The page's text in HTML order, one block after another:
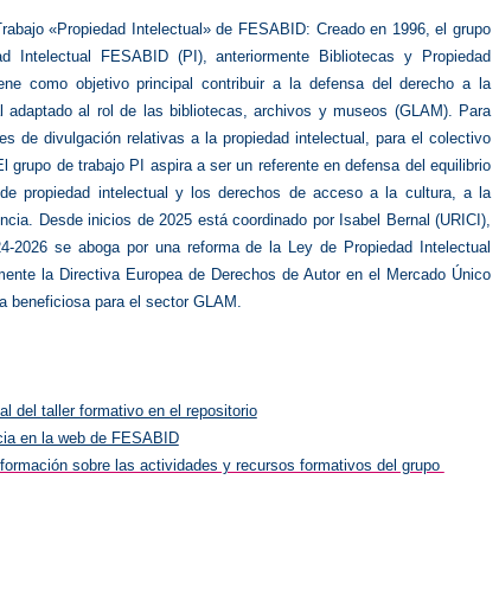
«Propiedad Intelectual» de FESABID: Creado en 1996, el grupo
Intelectual FESABID (PI), anteriormente Bibliotecas y Propiedad
como objetivo principal contribuir a la defensa del derecho a la
adaptado al rol de las bibliotecas, archivos y museos (GLAM). Para
de divulgación relativas a la propiedad intelectual, para el colectivo
grupo de trabajo PI aspira a ser un referente en defensa del equilibrio
propiedad intelectual y los derechos de acceso a la cultura, a la
Desde inicios de 2025 está coordinado por Isabel Bernal (URICI),
2026 se aboga por una reforma de la Ley de Propiedad Intelectual
la Directiva Europea de Derechos de Autor en el Mercado Único
beneficiosa para el sector GLAM.
del taller formativo en el repositorio
en la web de FESABID
sobre las actividades y recursos formativos del grupo